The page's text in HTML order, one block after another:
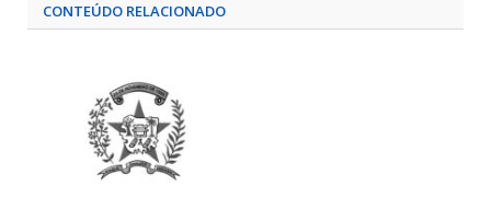
CONTEÚDO RELACIONADO